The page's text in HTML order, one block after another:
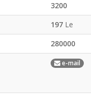
3200
197 Le
280000
e-mail